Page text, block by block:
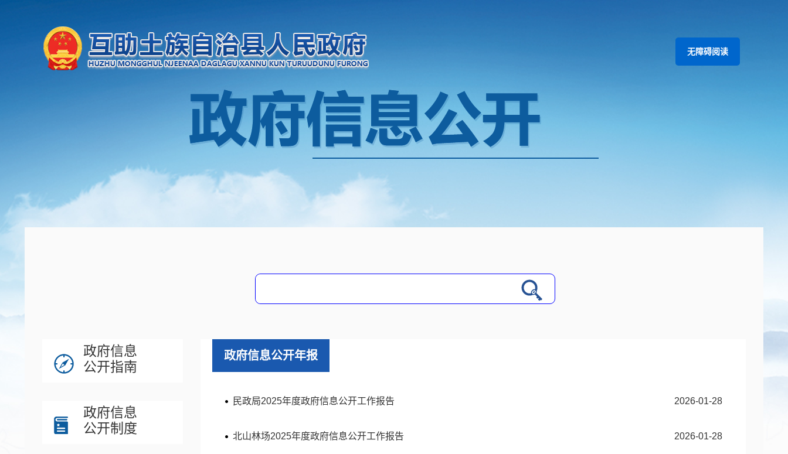
无障碍阅读
政府信息
公开指南
政府信息
公开制度
政府信息公开年报
2026-01-28
民政局2025年度政府信息公开工作报告
2026-01-28
北山林场2025年度政府信息公开工作报告